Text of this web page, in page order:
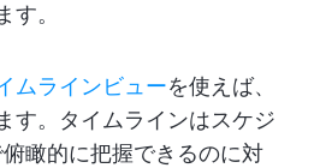
す。
ムラインビューを使えば、
す。タイムラインはスケジ
瞰的に把握できるのに対